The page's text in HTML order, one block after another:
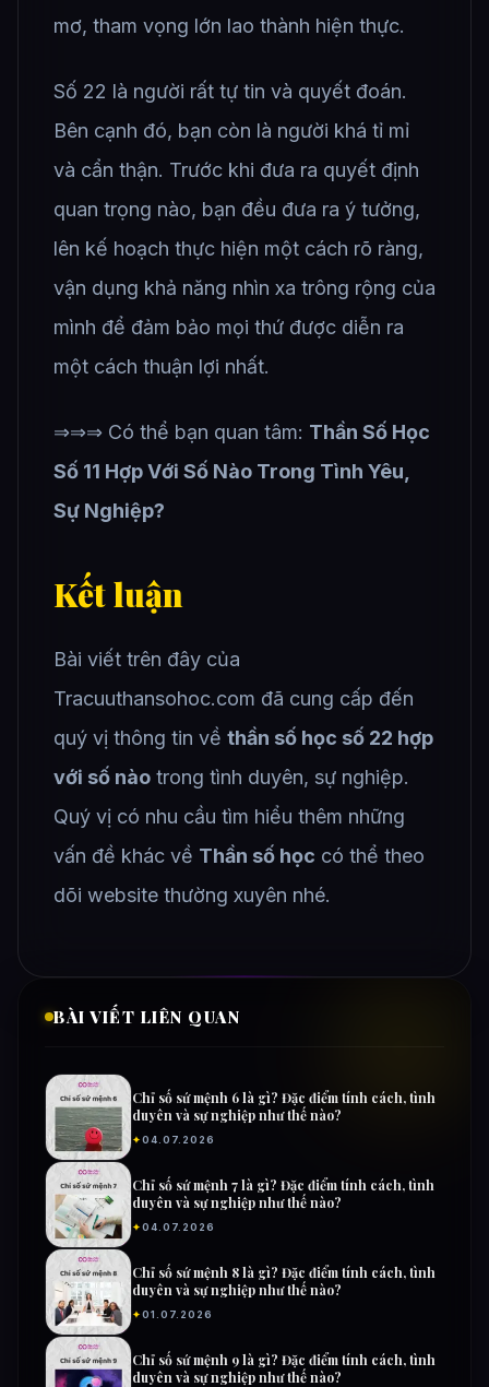
mơ, tham vọng lớn lao thành hiện thực.
Số 22 là người rất tự tin và quyết đoán.
Bên cạnh đó, bạn còn là người khá tỉ mỉ
và cẩn thận. Trước khi đưa ra quyết định
quan trọng nào, bạn đều đưa ra ý tưởng,
lên kế hoạch thực hiện một cách rõ ràng,
vận dụng khả năng nhìn xa trông rộng của
mình để đảm bảo mọi thứ được diễn ra
một cách thuận lợi nhất.
⇒⇒⇒ Có thể bạn quan tâm: Thần Số Học
Số 11 Hợp Với Số Nào Trong Tình Yêu,
Sự Nghiệp?
Kết luận
Bài viết trên đây của
Tracuuthansohoc.com đã cung cấp đến
quý vị thông tin về thần số học số 22 hợp
với số nào trong tình duyên, sự nghiệp.
Quý vị có nhu cầu tìm hiểu thêm những
vấn đề khác về Thần số học có thể theo
dõi website thường xuyên nhé.
BÀI VIẾT LIÊN QUAN
Chỉ số sứ mệnh 6 là gì? Đặc điểm tính cách, tình
duyên và sự nghiệp như thế nào?
✦04.07.2026
Chỉ số sứ mệnh 7 là gì? Đặc điểm tính cách, tình
duyên và sự nghiệp như thế nào?
✦04.07.2026
Chỉ số sứ mệnh 8 là gì? Đặc điểm tính cách, tình
duyên và sự nghiệp như thế nào?
✦01.07.2026
Chỉ số sứ mệnh 9 là gì? Đặc điểm tính cách, tình
duyên và sự nghiệp như thế nào?